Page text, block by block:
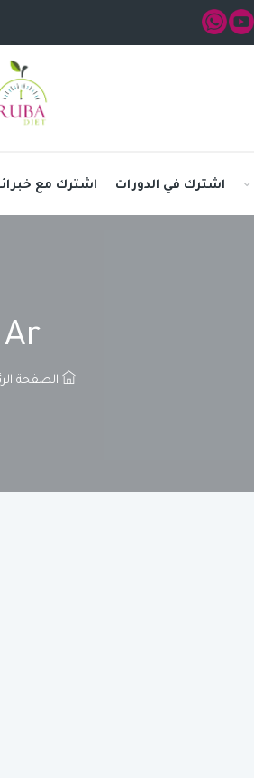
اشترك في الدورات اشترك مع
Ar
الصفحة